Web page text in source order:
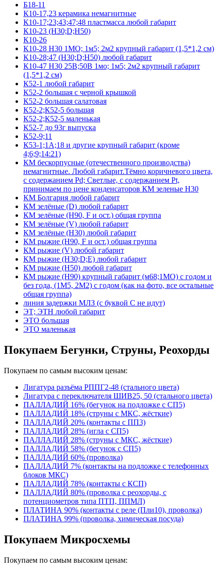
Б18-11
К10-17,23 керамика немагнитные
К10-17;23;43;47;48 пластмасса любой габарит
К10-23 (Н30;D;Н50)
К10-26
К10-28 Н30 1МО; 1м5; 2м2 крупный габарит (1,5*1,2 см)
К10-28;47 (Н30;D;Н50) любой габарит
К10-47 Н30 25В;50В 1мо; 1м5; 2м2 крупный габарит
(1,5*1,2 см)
К52-1 любой габарит
К52-2 большая с черной крышкой
К52-2 большая салатовая
К52-2;К52-5 большая
К52-2;К52-5 маленькая
К52-7 до 93г выпуска
К52-9;11
К53-1;1А;18 и другие крупный габарит (кроме
4;6;9;14:21)
КМ бескорпусные (отечественного производства)
немагнитные. Любой габарит.Тёмно коричневого цвета,
с содержанием Pd; Светлые, с содержанием Pt,
принимаем по цене конденсаторов КМ зеленые Н30
КМ Болгария любой габарит
КМ зелёные (D) любой габарит
КМ зелёные (H90, F и ост.) общая группа
КМ зелёные (V) любой габарит
КМ зелёные (Н30) любой габарит
КМ рыжие (H90, F и ост.) общая группа
КМ рыжие (V) любой габарит
КМ рыжие (Н30;D;E) любой габарит
КМ рыжие (Н50) любой габарит
КМ рыжие (Н90) крупный габарит (м68;1МО) с годом и
без года, (1М5, 2М2) с годом (как на фото, все остальные
общая группа)
линия задержки МЛЗ (с буквой С не идут)
ЭТ; ЭТН любой габарит
ЭТО большая
ЭТО маленькая
Покупаем Бегунки, Струны, Реохорды
Покупаем по самым высоким ценам:
Лигатура разъёма РППГ2-48 (стального цвета)
Лигатура с переключателя ШИВ25, 50 (стального цвета)
ПАЛЛАДИЙ 16% (бегунок на подложке с СП5)
ПАЛЛАДИЙ 18% (струны с МКС, жёсткие)
ПАЛЛАДИЙ 20% (контакты с ПП3)
ПАЛЛАДИЙ 28% (игла с СП5)
ПАЛЛАДИЙ 28% (струны с МКС, жёсткие)
ПАЛЛАДИЙ 58% (бегунок с СП5)
ПАЛЛАДИЙ 60% (проволка)
ПАЛЛАДИЙ 7% (контакты на подложке с телефонных
блоков МКС)
ПАЛЛАДИЙ 78% (контакты с КСП)
ПАЛЛАДИЙ 80% (проволка с реохорды, с
потенциометров типа ПТП, ППМЛ)
ПЛАТИНА 90% (контакты с реле (Пли10), проволка)
ПЛАТИНА 99% (проволка, химическая посуда)
Покупаем Микросхемы
Покупаем по самым высоким ценам: